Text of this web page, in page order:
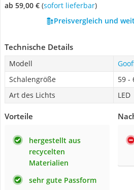
ab 59,00 € ( Sofort lieferbar)
Preisvergleich und
Technische Details
Modell
Schalengröße
59 -
Art des Lichts
LED
Vorteile
hergestellt aus
recycelten
Materialien
sehr gute Passform